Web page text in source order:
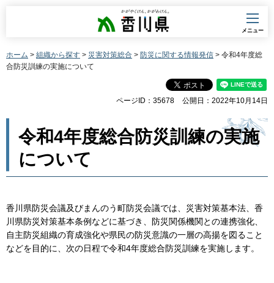
香川県
メニュー
ホーム > 組織から探す > 災害対策総合 > 防災に関する情報発信 > 令和4年度総
合防災訓練の実施について
ページID：35678 公開日：2022年10月14日
令和4年度総合防災訓練の実施
について
香川県防災会議及びまんのう町防災会議では、災害対策基本法、香
川県防災対策基本条例などに基づき、防災関係機関との連携強化、
自主防災組織の育成強化や県民の防災意識の一層の高揚を図ること
などを目的に、次の日程で令和4年度総合防災訓練を実施します。